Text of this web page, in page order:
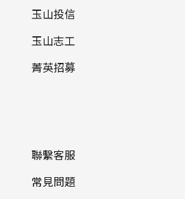
玉山投信
玉山志工
菁英招募
聯繫客服
常見問題